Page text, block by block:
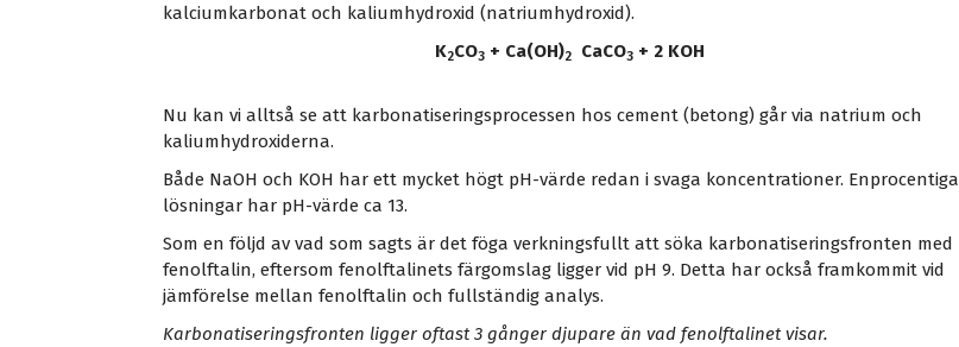
kalciumkarbonat och kaliumhydroxid (natriumhydroxid).
K2CO3 + Ca(OH)2 CaCO3 + 2 KOH
Nu kan vi alltså se att karbonatiseringsprocessen hos cement (betong) går via natrium och
kaliumhydroxiderna.
Både NaOH och KOH har ett mycket högt pH-värde redan i svaga koncentrationer. Enprocentiga
lösningar har pH-värde ca 13.
Som en följd av vad som sagts är det föga verkningsfullt att söka karbonatiseringsfronten med
fenolftalin, eftersom fenolftalinets färgomslag ligger vid pH 9. Detta har också framkommit vid
jämförelse mellan fenolftalin och fullständig analys.
Karbonatiseringsfronten ligger oftast 3 gånger djupare än vad fenolftalinet visar.